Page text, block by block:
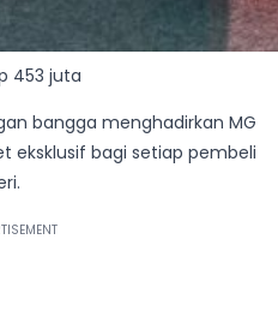
453 juta
bangga menghadirkan MG
eksklusif bagi setiap pembeli